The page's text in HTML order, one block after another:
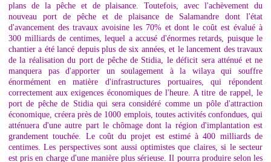
plans de la pêche et de plaisance. Toutefois, avec l'achèvement du
nouveau port de pêche et de plaisance de Salamandre dont l'état
d'avancement des travaux avoisine les 70% et dont le coût est évalué à
300 milliards de centimes, lequel a accusé d'énormes retards, puisque le
chantier a été lancé depuis plus de six années, et le lancement des travaux
de la réalisation du port de pêche de Stidia, le déficit sera atténué et ne
manquera pas d'apporter un soulagement à la wilaya qui souffre
énormément en matière d'infrastructures portuaires, qui répondent
correctement aux exigences économiques de l'heure. A titre de rappel, le
port de pêche de Stidia qui sera considéré comme un pôle d'attraction
économique, créera près de 1000 emplois, toutes activités confondues, qui
atténuera d'une autre part le chômage dont la région d'implantation est
grandement touchée. Le coût du projet est estimé à 400 milliards de
centimes. Les perspectives sont aussi optimistes que claires, si le secteur
est pris en charge d'une manière plus sérieuse. Il pourra produire selon les